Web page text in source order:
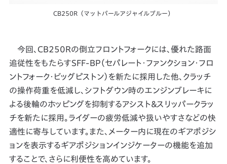
CB250R（マットパールアジャイルブルー）
今回、CB250Rの倒立フロントフォークには、優れた路面
追従性をもたらすSFF-BP（セパレート・ファンクション・フロ
ントフォーク・ビッグピストン）を新たに採用した他、クラッチ
の操作荷重を低減し、シフトダウン時のエンジンブレーキに
よる後輪のホッピングを抑制するアシスト＆スリッパークラッ
チを新たに採用。ライダーの疲労低減や扱いやすさなどの快
適性に寄与しています。また、メーター内に現在のギアポジシ
ョンを表示するギアポジションインジケーターの機能を追加
することで、さらに利便性を高めています。